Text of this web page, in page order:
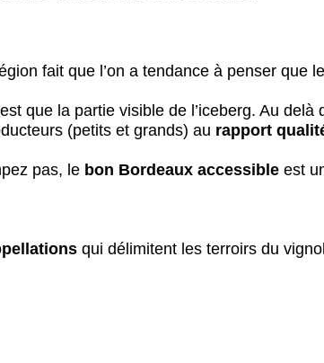
fait que l’on a tendance à penser que
que la partie visible de l’iceberg. Au
(petits et grands) au rapport
pas, le bon Bordeaux accessible est
qui délimitent les terroirs du